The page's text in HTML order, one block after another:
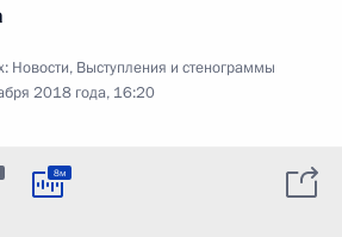
Новости, Выступления и стенограммы
2018 года, 16:20
8м